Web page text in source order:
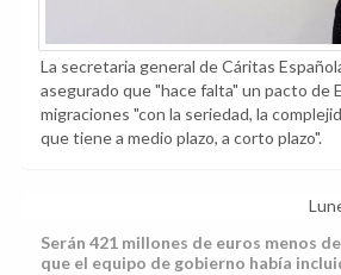
La secretaria general de Cáritas
asegurado que "hace falta" un pacto de
migraciones "con la seriedad, la
que tiene a medio plazo, a corto plazo".
Serán 421 millones de euros menos
que el equipo de gobierno había